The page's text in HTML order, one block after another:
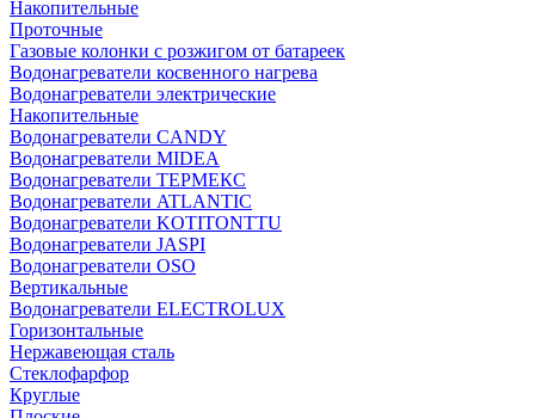
Накопительные
Проточные
Газовые колонки с розжигом от батареек
Водонагреватели косвенного нагрева
Водонагреватели электрические
Накопительные
Водонагреватели CANDY
Водонагреватели MIDEA
Водонагреватели ТЕРМЕКС
Водонагреватели ATLANTIC
Водонагреватели KOTITONTTU
Водонагреватели JASPI
Водонагреватели OSO
Вертикальные
Водонагреватели ELECTROLUX
Горизонтальные
Нержавеющая сталь
Стеклофарфор
Круглые